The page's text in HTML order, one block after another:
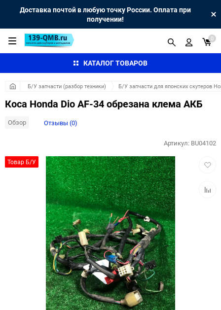
Доставка почтой в любую точку России. Оплата при
получении!
КАТАЛОГ ТОВАРОВ
0
Б/У запчасти (разбор техники) Б/У запчасти для японских скутеров
Коса Honda Dio AF-34 обрезана клема АКБ
Обзор Отзывы (0)
Товар Б/У
Артикул: BU04102